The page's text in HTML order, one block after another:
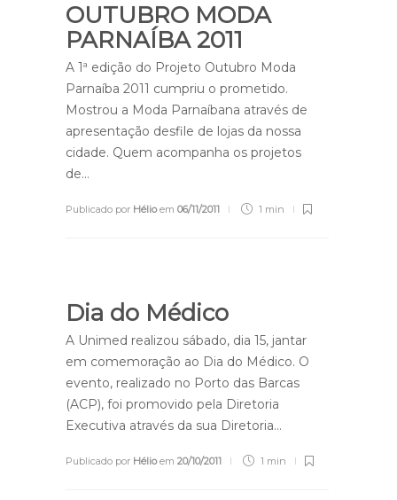
OUTUBRO MODA
PARNAÍBA 2011
A 1ª edição do Projeto Outubro Moda
Parnaíba 2011 cumpriu o prometido.
Mostrou a Moda Parnaíbana através de
apresentação desfile de lojas da nossa
cidade. Quem acompanha os projetos
de…
Publicado por Hélioem 06/11/2011 1 min
Dia do Médico
A Unimed realizou sábado, dia 15, jantar
em comemoração ao Dia do Médico. O
evento, realizado no Porto das Barcas
(ACP), foi promovido pela Diretoria
Executiva através da sua Diretoria…
Publicado por Hélioem 20/10/2011 1 min